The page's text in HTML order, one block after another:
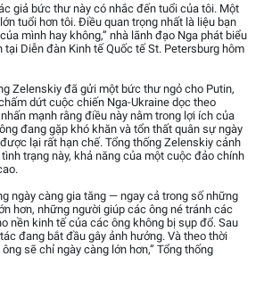
giả bức thư này có nhắc đến tuổi của tôi. Một
tuổi hơn tôi. Điều quan trọng nhất là liệu bạn
mình hay không,” nhà lãnh đạo Nga phát biểu
Diễn đàn Kinh tế Quốc tế St. Petersburg hôm
Zelenskiy đã gửi một bức thư ngỏ cho Putin,
dứt cuộc chiến Nga-Ukraine dọc theo
mạnh rằng điều này nằm trong lợi ích của
đang gặp khó khăn và tổn thất quân sự ngày
lại rất hạn chế. Tổng thống Zelenskiy cảnh
trạng này, khả năng của một cuộc đảo chính
ngày càng gia tăng — ngay cả trong số những
hơn, những người giúp các ông né tránh các
nền kinh tế của các ông không bị sụp đổ. Sau
đang bắt đầu gây ảnh hưởng. Và theo thời
sẽ chỉ ngày càng lớn hơn,” Tổng thống